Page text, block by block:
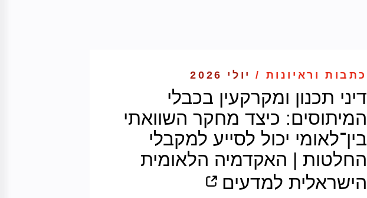
כתבות וראיונות / יולי 2026
דיני תכנון ומקרקעין בכבלי
המיתוסים: כיצד מחקר השוואתי
בין־לאומי יכול לסייע למקבלי
החלטות | האקדמיה הלאומית
הישראלית למדעים